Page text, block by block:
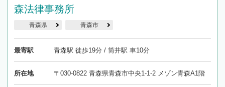
森法律事務所
青森県 青森市
最寄駅 青森駅 徒歩19分 / 筒井駅 車10分
所在地 〒030-0822 青森県青森市中央1-1-2 メゾン青森A1階